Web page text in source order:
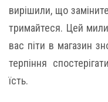
вирішили, що
тримайтеся. Цей
вас піти в магазин
терпіння
їсть.